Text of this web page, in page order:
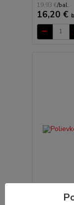
19,93 €/bal.
16,20 €